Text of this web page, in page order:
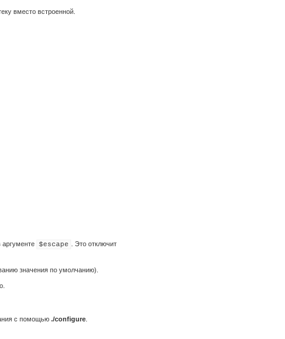
вместо встроенной.
аргументе $escape
. Это отключит
значения по умолчанию).
с помощью ./configure